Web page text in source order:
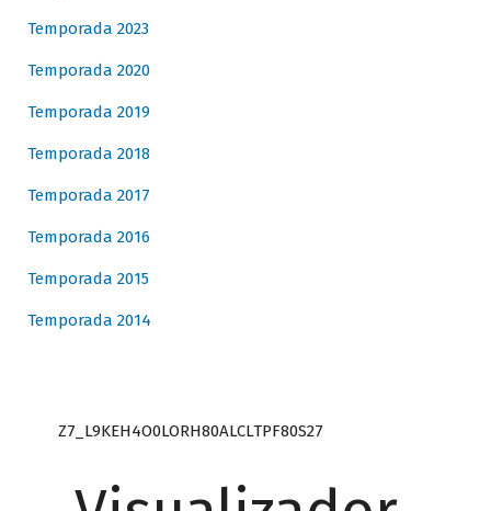
Temporada 2023
Temporada 2020
Temporada 2019
Temporada 2018
Temporada 2017
Temporada 2016
Temporada 2015
Temporada 2014
Z7_L9KEH4O0LORH80ALCLTPF80S27